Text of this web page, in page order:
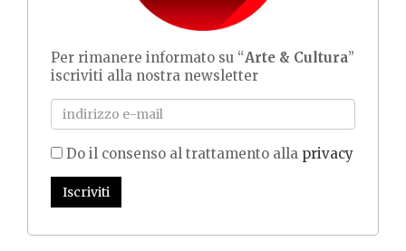
Per rimanere informato su “Arte & Cultura”
iscriviti alla nostra newsletter
Do il consenso al trattamento alla privacy
Iscriviti